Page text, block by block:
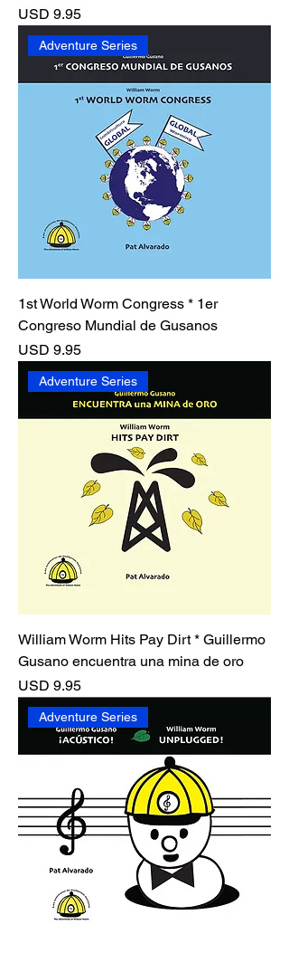
Precio
USD 9.95
Adventure Series
1st World Worm Congress * 1er
Congreso Mundial de Gusanos
Precio
USD 9.95
Adventure Series
William Worm Hits Pay Dirt * Guillermo
Gusano encuentra una mina de oro
Precio
USD 9.95
Adventure Series